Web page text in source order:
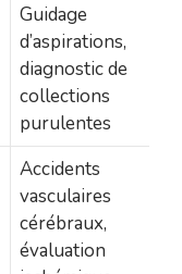
Guidage
d’aspirations,
diagnostic de
collections
purulentes
Accidents
vasculaires
cérébraux,
évaluation